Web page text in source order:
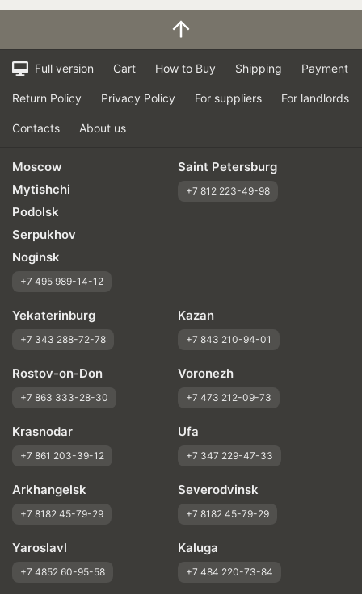
Full version Cart How to Buy Shipping Payment
Return Policy Privacy Policy For suppliers For landlords
Contacts About us
Moscow
Mytishchi
Podolsk
Serpukhov
Noginsk
+7 495 989-14-12
Saint Petersburg
+7 812 223-49-98
Yekaterinburg
+7 343 288-72-78
Kazan
+7 843 210-94-01
Rostov-on-Don
+7 863 333-28-30
Voronezh
+7 473 212-09-73
Krasnodar
+7 861 203-39-12
Ufa
+7 347 229-47-33
Arkhangelsk
+7 8182 45-79-29
Severodvinsk
+7 8182 45-79-29
Yaroslavl
+7 4852 60-95-58
Kaluga
+7 484 220-73-84